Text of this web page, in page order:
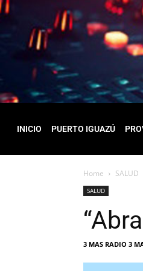
INICIO PUERTO IGUAZÚ
Home SALUD
SALUD
3 MAS RADIO 3